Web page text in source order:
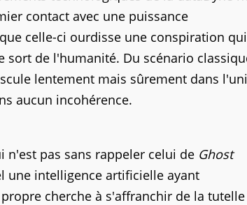
contact avec une puissance
celle-ci ourdisse une conspiration qui
sort de l'humanité. Du scénario
lentement mais sûrement dans
aucun incohérence.
n'est pas sans rappeler celui de Ghost
une intelligence artificielle ayant
cherche à s'affranchir de la